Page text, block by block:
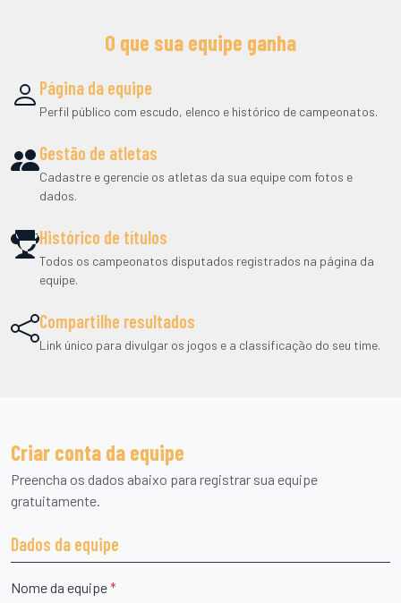
O que sua equipe ganha
Página da equipe
Perfil público com escudo, elenco e histórico de campeonatos.
Gestão de atletas
Cadastre e gerencie os atletas da sua equipe com fotos e
dados.
Histórico de títulos
Todos os campeonatos disputados registrados na página da
equipe.
Compartilhe resultados
Link único para divulgar os jogos e a classificação do seu time.
Criar conta da equipe
Preencha os dados abaixo para registrar sua equipe
gratuitamente.
Dados da equipe
Nome da equipe*